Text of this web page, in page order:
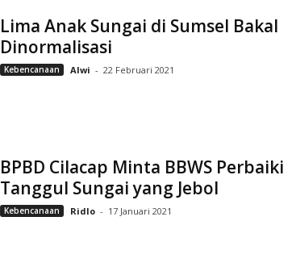
Lima Anak Sungai di Sumsel Bakal
Dinormalisasi
Kebencanaan Alwi - 22 Februari 2021
BPBD Cilacap Minta BBWS Perbaiki
Tanggul Sungai yang Jebol
Kebencanaan Ridlo - 17 Januari 2021